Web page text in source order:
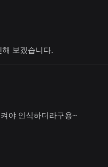
보겠습니다.
야 인식하더라구용~